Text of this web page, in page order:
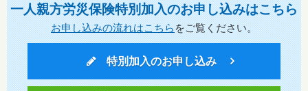
一人親方労災保険特別加入のお申し込みはこちら
お申し込みの流れはこちらをご覧ください。
特別加入のお申し込み